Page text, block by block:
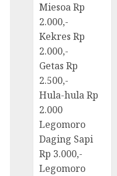
Miesoa Rp
2.000,-
Kekres Rp
2.000,-
Getas Rp
2.500,-
Hula-hula Rp
2.000
Legomoro
Daging Sapi
Rp 3.000,-
Legomoro